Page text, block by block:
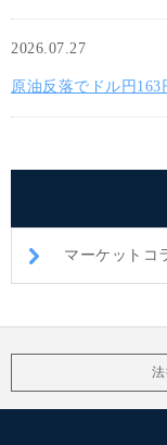
2026.07.27
原油反落でドル円
マーケットコ